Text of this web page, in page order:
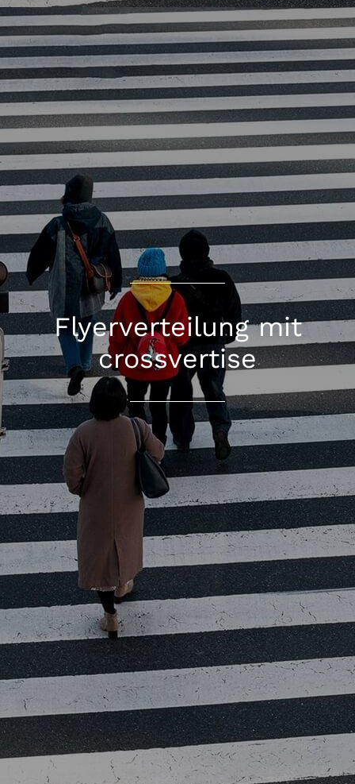
Flyerverteilung mit
crossvertise